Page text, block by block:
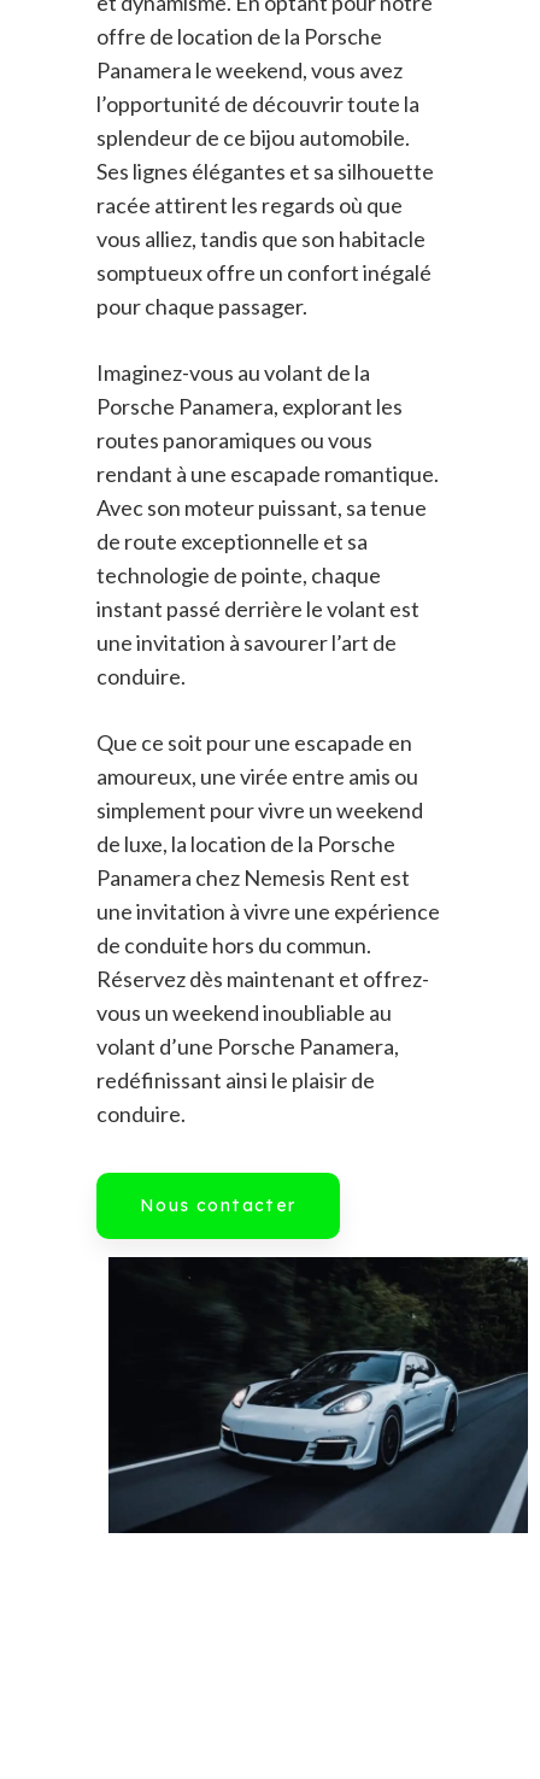
offre de location de la Porsche
Panamera le weekend, vous avez
l’opportunité de découvrir toute la
splendeur de ce bijou automobile.
Ses lignes élégantes et sa silhouette
racée attirent les regards où que
vous alliez, tandis que son habitacle
somptueux offre un confort inégalé
pour chaque passager.
Imaginez-vous au volant de la
Porsche Panamera, explorant les
routes panoramiques ou vous
rendant à une escapade romantique.
Avec son moteur puissant, sa tenue
de route exceptionnelle et sa
technologie de pointe, chaque
instant passé derrière le volant est
une invitation à savourer l’art de
conduire.
Que ce soit pour une escapade en
amoureux, une virée entre amis ou
simplement pour vivre un weekend
de luxe, la location de la Porsche
Panamera chez Nemesis Rent est
une invitation à vivre une expérience
de conduite hors du commun.
Réservez dès maintenant et offrez-
vous un weekend inoubliable au
volant d’une Porsche Panamera,
redéfinissant ainsi le plaisir de
conduire.
Nous contacter